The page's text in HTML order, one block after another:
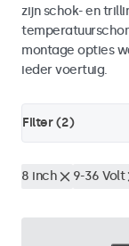
zijn schok- en
montage opties
ieder voertuig.
Filter (2)
8 inch 9-36 Volt